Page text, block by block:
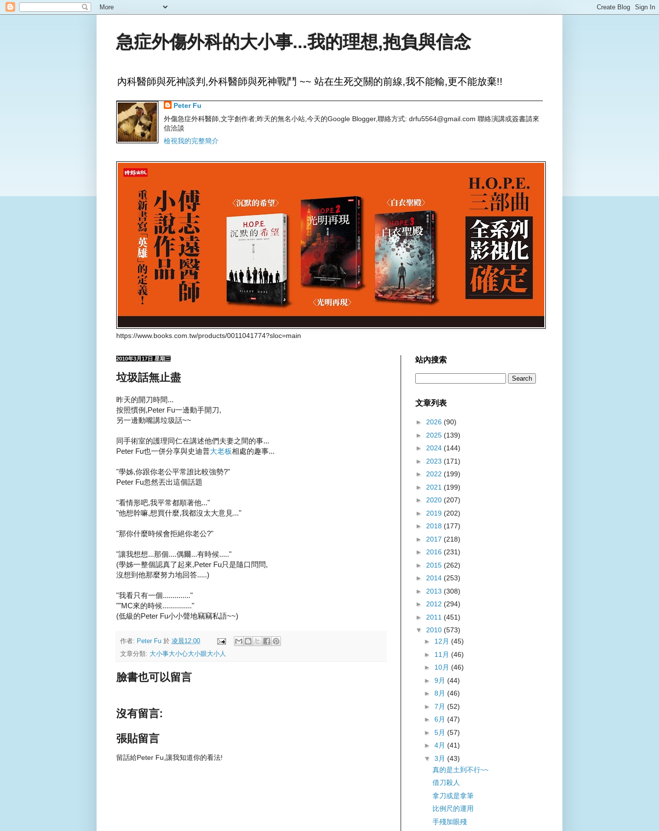
急症外傷外科的大小事...我的理想,抱負與信念
內科醫師與死神談判,外科醫師與死神戰鬥 ~~ 站在生死交關的前線,我不能輸,更不能放棄!!
Peter Fu
外傷急症外科醫師,文字創作者;昨天的無名小站,今天的Google Blogger,聯絡方式: drfu5564@gmail.com 聯絡演講或簽書請來
信洽談
檢視我的完整簡介
https://www.books.com.tw/products/0011041774?sloc=main
2010年3月17日 星期三
垃圾話無止盡
昨天的開刀時間...
按照慣例,Peter Fu一邊動手開刀,
另一邊動嘴講垃圾話~~
同手術室的護理同仁在講述他們夫妻之間的事...
Peter Fu也一併分享與史迪普大老板相處的趣事...
"學姊,你跟你老公平常誰比較強勢?"
Peter Fu忽然丟出這個話題
"看情形吧,我平常都順著他..."
"他想幹嘛,想買什麼,我都沒太大意見..."
"那你什麼時候會拒絕你老公?"
"讓我想想...那個....偶爾...有時候....."
(學姊一整個認真了起來,Peter Fu只是隨口問問,
沒想到他那麼努力地回答.....)
"我看只有一個.............."
""MC來的時候..............."
(低級的Peter Fu小小聲地竊竊私語~~)
作者: Peter Fu 於 凌晨12:00
文章分類: 大小事大小心大小眼大小人
臉書也可以留言
沒有留言:
張貼留言
留話給Peter Fu,讓我知道你的看法!
站內搜索
文章列表
► 2026 (90)
► 2025 (139)
► 2024 (144)
► 2023 (171)
► 2022 (199)
► 2021 (199)
► 2020 (207)
► 2019 (202)
► 2018 (177)
► 2017 (218)
► 2016 (231)
► 2015 (262)
► 2014 (253)
► 2013 (308)
► 2012 (294)
► 2011 (451)
▼ 2010 (573)
► 12月 (45)
► 11月 (46)
► 10月 (46)
► 9月 (44)
► 8月 (46)
► 7月 (52)
► 6月 (47)
► 5月 (57)
► 4月 (41)
▼ 3月 (43)
真的是土到不行~~
借刀殺人
拿刀或是拿筆
比例尺的運用
手殘加眼殘